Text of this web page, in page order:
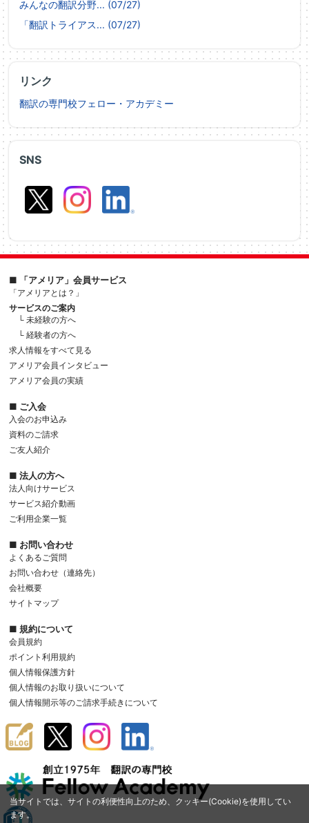
当サイトでは、サイトの利便性向上のため、クッキー(Cookie)を使用してい
ます。
SNS
みんなの翻訳分野... (07/27)
「翻訳トライアス... (07/27)
リンク
翻訳の専門校フェロー・アカデミー
■ 「アメリア」会員サービス
「アメリアとは？」
サービスのご案内
└ 未経験の方へ
└ 経験者の方へ
求人情報をすべて見る
アメリア会員インタビュー
アメリア会員の実績
■ ご入会
入会のお申込み
資料のご請求
ご友人紹介
■ 法人の方へ
法人向けサービス
サービス紹介動画
ご利用企業一覧
■ お問い合わせ
よくあるご質問
お問い合わせ（連絡先）
会社概要
サイトマップ
■ 規約について
会員規約
ポイント利用規約
個人情報保護方針
個人情報のお取り扱いについて
個人情報開示等のご請求手続きについて